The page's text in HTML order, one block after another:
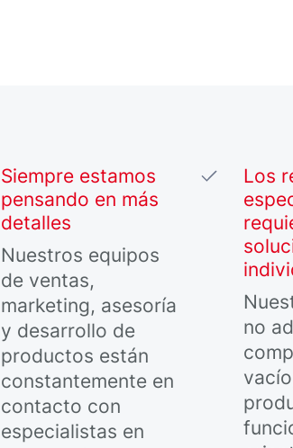
Siempre estamos
pensando en más
detalles
Nuestros equipos
de ventas,
marketing, asesoría
y desarrollo de
productos están
constantemente en
contacto con
especialistas en
Los
no